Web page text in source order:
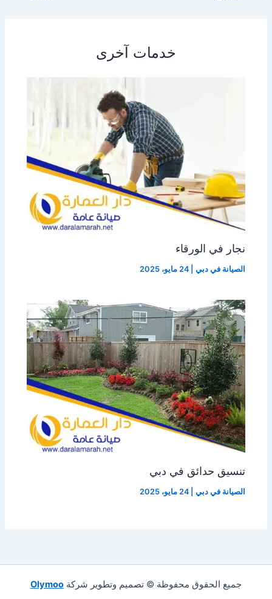
خدمات آخرى
نجار في الورقاء
الصيانة في دبي |24 مايو، 2025
تنسيق حدائق في دبي
الصيانة في دبي |24 مايو، 2025
جميع الحقوق محفوظة © تصميم وتطوير شركة Olymoo